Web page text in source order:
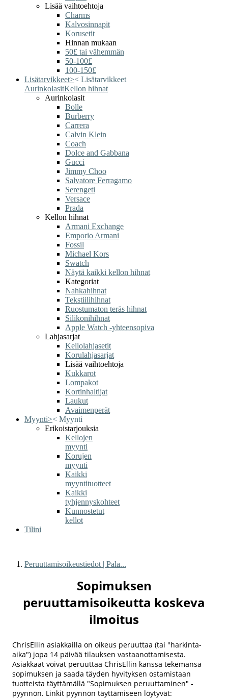
Lisää vaihtoehtoja
Charms
Kalvosinnapit
Korusetit
Hinnan mukaan
50£ tai vähemmän
50-100£
100-150£
Lisätarvikkeet>< Lisätarvikkeet
AurinkolasitKellon hihnat
Aurinkolasit
Bolle
Burberry
Carrera
Calvin Klein
Coach
Dolce and Gabbana
Gucci
Jimmy Choo
Salvatore Ferragamo
Serengeti
Versace
Prada
Kellon hihnat
Armani Exchange
Emporio Armani
Fossil
Michael Kors
Swatch
Näytä kaikki kellon hihnat
Kategoriat
Nahkahihnat
Tekstiilihihnat
Ruostumaton teräs hihnat
Silikonihihnat
Apple Watch -yhteensopiva
Lahjasarjat
Kellolahjasetit
Korulahjasarjat
Lisää vaihtoehtoja
Kukkarot
Lompakot
Kortinhaltijat
Laukut
Avaimenperät
Myynti>< Myynti
Erikoistarjouksia
Kellojen
myynti
Korujen
myynti
Kaikki
myyntituotteet
Kaikki
tyhjennyskohteet
Kunnostetut
kellot
Tilini
Peruuttamisoikeustiedot | Pala...
Sopimuksen
peruuttamisoikeutta koskeva
ilmoitus
ChrisEllin asiakkailla on oikeus peruuttaa (tai "harkinta-
aika") jopa 14 päivää tilauksen vastaanottamisesta.
Asiakkaat voivat peruuttaa ChrisEllin kanssa tekemänsä
sopimuksen ja saada täyden hyvityksen ostamistaan
tuotteista täyttämällä "Sopimuksen peruuttaminen" -
pyynnön. Linkit pyynnön täyttämiseen löytyvät: